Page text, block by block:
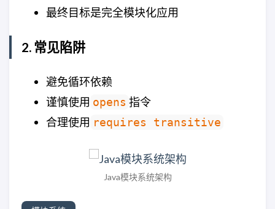
最终目标是完全模块化应用
2. 常见陷阱
避免循环依赖
谨慎使用 opens 指令
合理使用 requires transitive
Java模块系统架构